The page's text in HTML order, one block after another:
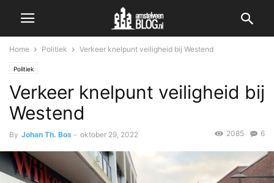
Home Politiek Verkeer knelpunt veiligheid bij Westend
Politiek
Verkeer knelpunt veiligheid bij
Westend
By Johan Th. Bos - oktober 29, 2022 6
2085